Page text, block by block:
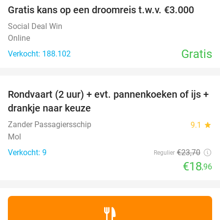
Gratis kans op een droomreis t.w.v. €3.000
Social Deal Win
Online
Verkocht: 188.102
Gratis
20%
TODAY
Rondvaart (2 uur) + evt. pannenkoeken of ijs +
drankje naar keuze
Zander Passagiersschip 9.1 star
Mol
Verkocht: 9
Regulier €23,70
€18,96